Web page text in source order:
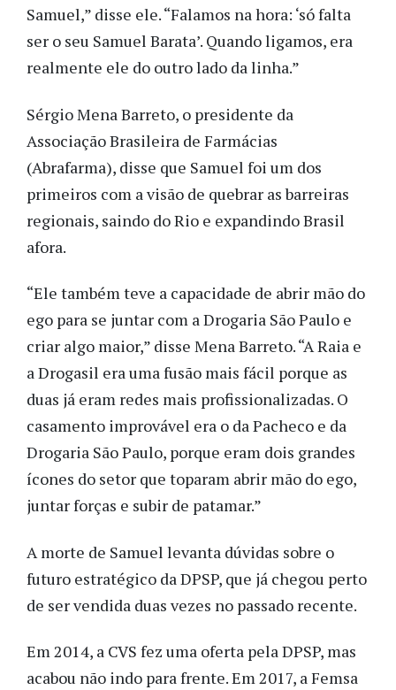
Samuel,” disse ele. “Falamos na hora: ‘só falta
ser o seu Samuel Barata’. Quando ligamos, era
realmente ele do outro lado da linha.”
Sérgio Mena Barreto, o presidente da
Associação Brasileira de Farmácias
(Abrafarma), disse que Samuel foi um dos
primeiros com a visão de quebrar as barreiras
regionais, saindo do Rio e expandindo Brasil
afora.
“Ele também teve a capacidade de abrir mão do
ego para se juntar com a Drogaria São Paulo e
criar algo maior,” disse Mena Barreto. “A Raia e
a Drogasil era uma fusão mais fácil porque as
duas já eram redes mais profissionalizadas. O
casamento improvável era o da Pacheco e da
Drogaria São Paulo, porque eram dois grandes
ícones do setor que toparam abrir mão do ego,
juntar forças e subir de patamar.”
A morte de Samuel levanta dúvidas sobre o
futuro estratégico da DPSP, que já chegou perto
de ser vendida duas vezes no passado recente.
Em 2014, a CVS fez uma oferta pela DPSP, mas
acabou não indo para frente. Em 2017, a Femsa